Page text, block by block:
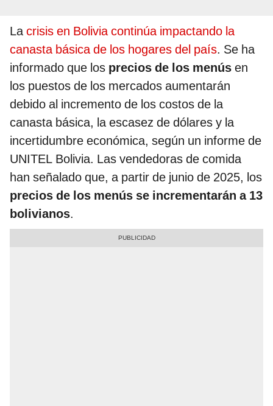
Lacrisis en Bolivia continúa impactando la
canasta básica de los hogares del país. Se ha
informado que los precios de los menús en
los puestos de los mercados aumentarán
debido al incremento de los costos de la
canasta básica, la escasez de dólares y la
incertidumbre económica, según un informe de
UNITEL Bolivia. Las vendedoras de comida
han señalado que, a partir de junio de 2025, los
precios de los menús se incrementarán a 13
bolivianos.